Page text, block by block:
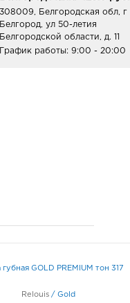
308009, Белгородская обл, г
Белгород, ул 50-летия
Белгородской области, д. 11
График работы: 9:00 - 20:00
губная GOLD PREMIUM тон 317
Relouis / Gold